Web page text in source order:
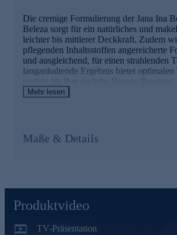
bestellen.
Die cremige Formulierung der Jana Ina
Beleza sorgt für ein natürliches und
leichter bis mittlerer Deckkraft. Zudem
pflegenden Inhaltsstoffen angereicherte
und ausgleichend, für einen strahlenden
langanhaltende Ergebnis bietet
perfekt für Ihre tägliche Beauty-Routine.
natürlichen Öle der Haut
Eigenschaften und sorgt für ein
Sodium Hyaluronate
die hilft, den optimalen
Mehr lesen
Maße & Details
Produktvideo
TV-Präsentation